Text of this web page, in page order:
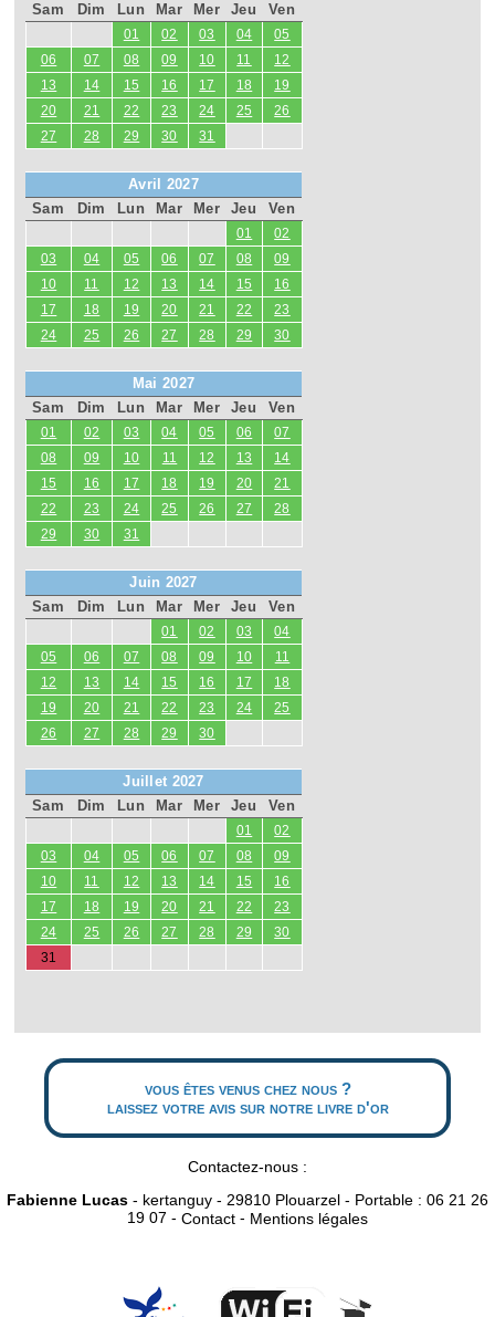
Sam
Dim Lun Mar Mer Jeu Ven
01 02 03 04
05
06
07 08 09 10 11
12
13
14 15 16 17 18
19
20
21 22 23 24 25
26
27
28 29 30 31
Avril 2027
Sam
Dim Lun Mar Mer Jeu Ven
01
02
03
04 05 06 07 08
09
10
11 12 13 14 15
16
17
18 19 20 21 22
23
24
25 26 27 28 29 30
Mai 2027
Sam
Dim Lun Mar Mer Jeu Ven
01 02 03 04 05 06
07
08
09 10 11 12 13
14
15
16 17 18 19 20
21
22
23 24 25 26 27
28
29
30 31
Juin 2027
Sam
Dim Lun Mar Mer Jeu Ven
01 02 03
04
05
06 07 08 09 10
11
12
13 14 15 16 17
18
19
20 21 22 23 24
25
26
27 28 29 30
Juillet 2027
Sam
Dim Lun Mar Mer Jeu Ven
01
02
03
04 05 06 07 08
09
10
11 12 13 14 15
16
17
18 19 20 21 22
23
24
25 26 27 28 29
30
31
vous êtes venus chez nous ?
laissez votre avis sur notre livre d'or
Contactez-nous :
Fabienne Lucas - kertanguy - 29810 Plouarzel - Portable : 06 21 26
19 07 - Contact - Mentions légales